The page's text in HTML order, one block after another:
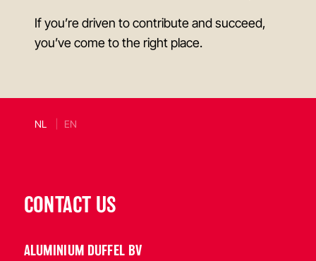
If you’re driven to contribute and succeed,
you’ve come to the right place.
NL EN
CONTACT US
ALUMINIUM DUFFEL BV